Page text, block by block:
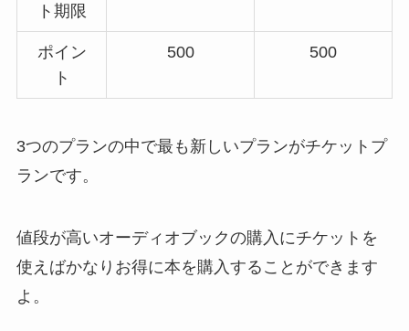
ト期限
ポイン
ト
500 500
3つのプランの中で最も新しいプランがチケットプ
ランです。
値段が高いオーディオブックの購入にチケットを
使えばかなりお得に本を購入することができます
よ。